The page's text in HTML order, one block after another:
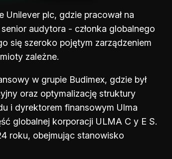
Unilever plc, gdzie pracował na
audytora - członka globalnego
się szeroko pojętym zarządzeniem
zależne.
w grupie Budimex, gdzie był
oraz optymalizację struktury
i dyrektorem finansowym Ulma
globalnej korporacji ULMA C y E S.
roku, obejmując stanowisko